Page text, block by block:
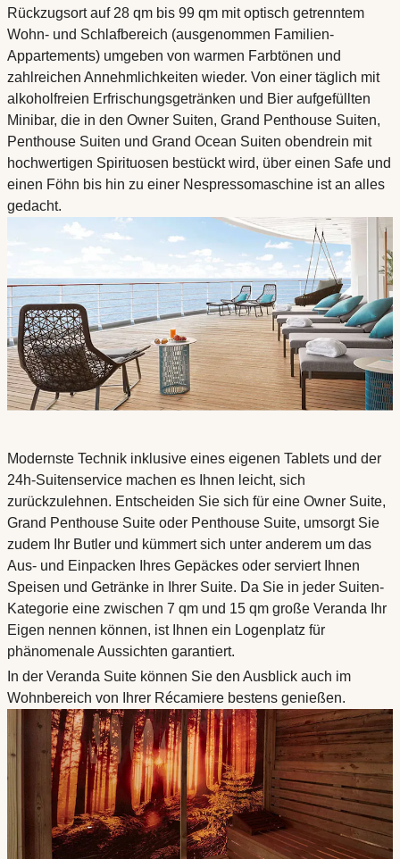
Rückzugsort auf 28 qm bis 99 qm mit optisch getrenntem
Wohn- und Schlafbereich (ausgenommen Familien-
Appartements) umgeben von warmen Farbtönen und
zahlreichen Annehmlichkeiten wieder. Von einer täglich mit
alkoholfreien Erfrischungsgetränken und Bier aufgefüllten
Minibar, die in den Owner Suiten, Grand Penthouse Suiten,
Penthouse Suiten und Grand Ocean Suiten obendrein mit
hochwertigen Spirituosen bestückt wird, über einen Safe und
einen Föhn bis hin zu einer Nespressomaschine ist an alles
gedacht.
Modernste Technik inklusive eines eigenen Tablets und der
24h-Suitenservice machen es Ihnen leicht, sich
zurückzulehnen. Entscheiden Sie sich für eine Owner Suite,
Grand Penthouse Suite oder Penthouse Suite, umsorgt Sie
zudem Ihr Butler und kümmert sich unter anderem um das
Aus- und Einpacken Ihres Gepäckes oder serviert Ihnen
Speisen und Getränke in Ihrer Suite. Da Sie in jeder Suiten-
Kategorie eine zwischen 7 qm und 15 qm große Veranda Ihr
Eigen nennen können, ist Ihnen ein Logenplatz für
phänomenale Aussichten garantiert.
In der Veranda Suite können Sie den Ausblick auch im
Wohnbereich von Ihrer Récamiere bestens genießen.